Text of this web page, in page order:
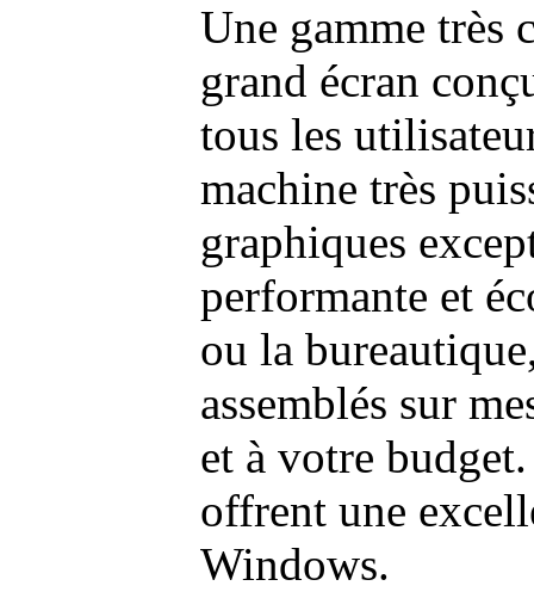
Une gamme très
grand écran
tous les
machine très
graphiques
performante et
ou la
assemblés sur
et à votre
offrent une
Windows.